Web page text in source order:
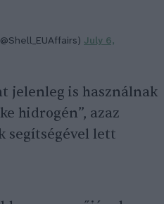
July 6,
jelenleg is használnak
hidrogén”, azaz
segítségével lett